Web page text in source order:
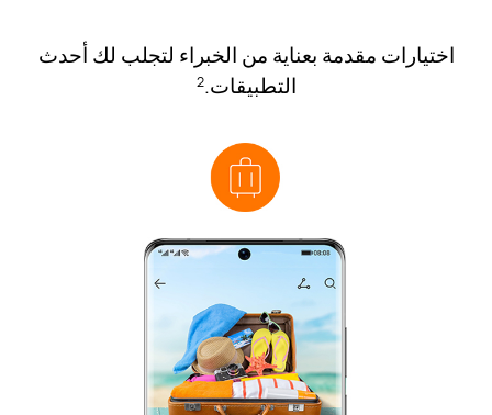
اختيارات مقدمة بعناية من الخبراء لتجلب لك أحدث
التطبيقات.2